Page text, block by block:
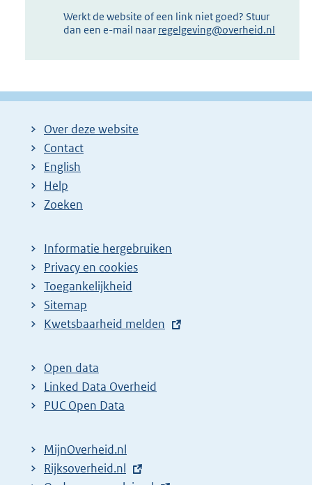
Werkt de website of een link niet goed? Stuur
dan een e-mail naar regelgeving@overheid.nl
Over deze website
Contact
English
Help
Zoeken
Informatie hergebruiken
Privacy en cookies
Toegankelijkheid
Sitemap
E
t
e
r
l
i
Kwetsbaarheid melden
Open data
Linked Data Overheid
PUC Open Data
MijnOverheid.nl
E
Rijksoverheid.nl